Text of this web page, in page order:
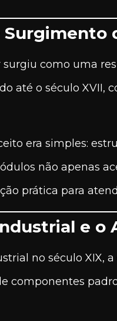
como uma
até o século XVII,
era simples:
não apenas
prática para
e o
no século XIX,
componentes